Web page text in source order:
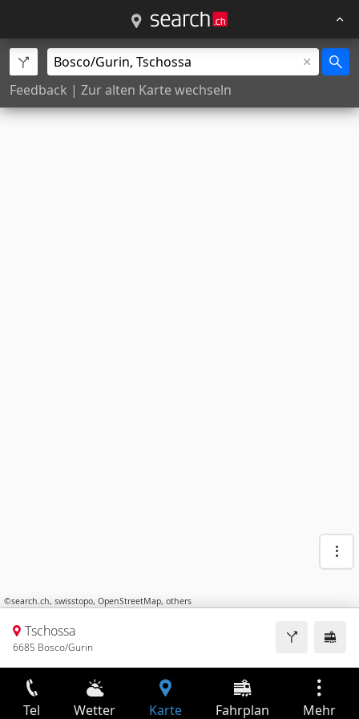
Feedback | Zur alten Karte wechseln
©search.ch, swisstopo, OpenStreetMap, others
Tschossa
6685 Bosco/Gurin
Tel Wetter Karte Fahrplan Mehr